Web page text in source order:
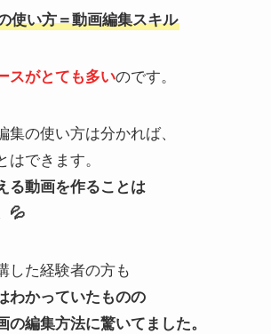
使い方＝動画編集スキル
スがとても多いのです。
集の使い方は分かれば、
はできます。
る動画を作ることは
💦
した経験者の方も
わかっていたものの
の編集方法に驚いてました。